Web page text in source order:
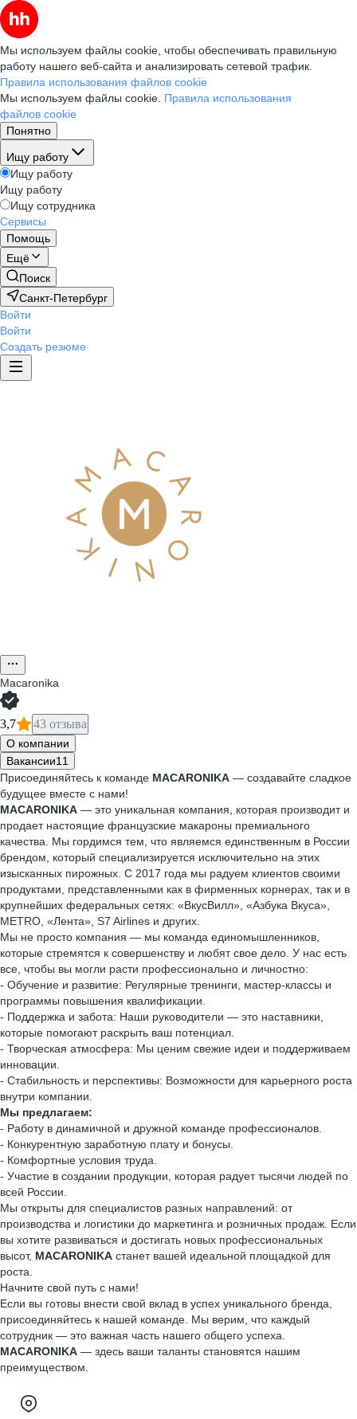
Мы используем файлы cookie, чтобы обеспечивать правильную
работу нашего веб-сайта и анализировать сетевой трафик.
Правила использования файлов cookie
Мы используем файлы cookie. Правила использования
файлов cookie
Понятно
Ищу работу
Ищу работу
Ищу работу
Ищу сотрудника
Сервисы
Помощь
Ещё
Поиск
Санкт-Петербург
Войти
Войти
Создать резюме
Macaronika
3,7 43 отзыва
О компании
Вакансии11
Присоединяйтесь к команде MACARONIKA — создавайте сладкое
будущее вместе с нами!
MACARONIKA — это уникальная компания, которая производит и
продает настоящие французские макароны премиального
качества. Мы гордимся тем, что являемся единственным в России
брендом, который специализируется исключительно на этих
изысканных пирожных. С 2017 года мы радуем клиентов своими
продуктами, представленными как в фирменных корнерах, так и в
крупнейших федеральных сетях: «ВкусВилл», «Азбука Вкуса»,
METRO, «Лента», S7 Airlines и других.
Мы не просто компания — мы команда единомышленников,
которые стремятся к совершенству и любят свое дело. У нас есть
все, чтобы вы могли расти профессионально и личностно:
- Обучение и развитие: Регулярные тренинги, мастер-классы и
программы повышения квалификации.
- Поддержка и забота: Наши руководители — это наставники,
которые помогают раскрыть ваш потенциал.
- Творческая атмосфера: Мы ценим свежие идеи и поддерживаем
инновации.
- Стабильность и перспективы: Возможности для карьерного роста
внутри компании.
Мы предлагаем:
- Работу в динамичной и дружной команде профессионалов.
- Конкурентную заработную плату и бонусы.
- Комфортные условия труда.
- Участие в создании продукции, которая радует тысячи людей по
всей России.
Мы открыты для специалистов разных направлений: от
производства и логистики до маркетинга и розничных продаж. Если
вы хотите развиваться и достигать новых профессиональных
высот, MACARONIKA станет вашей идеальной площадкой для
роста.
Начните свой путь с нами!
Если вы готовы внести свой вклад в успех уникального бренда,
присоединяйтесь к нашей команде. Мы верим, что каждый
сотрудник — это важная часть нашего общего успеха.
MACARONIKA — здесь ваши таланты становятся нашим
преимуществом.